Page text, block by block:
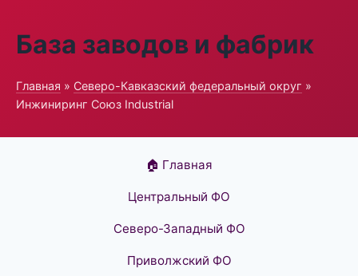
База заводов и фабрик
Главная » Северо-Кавказский федеральный округ »
Инжиниринг Союз Industrial
🏠 Главная
Центральный ФО
Северо-Западный ФО
Приволжский ФО